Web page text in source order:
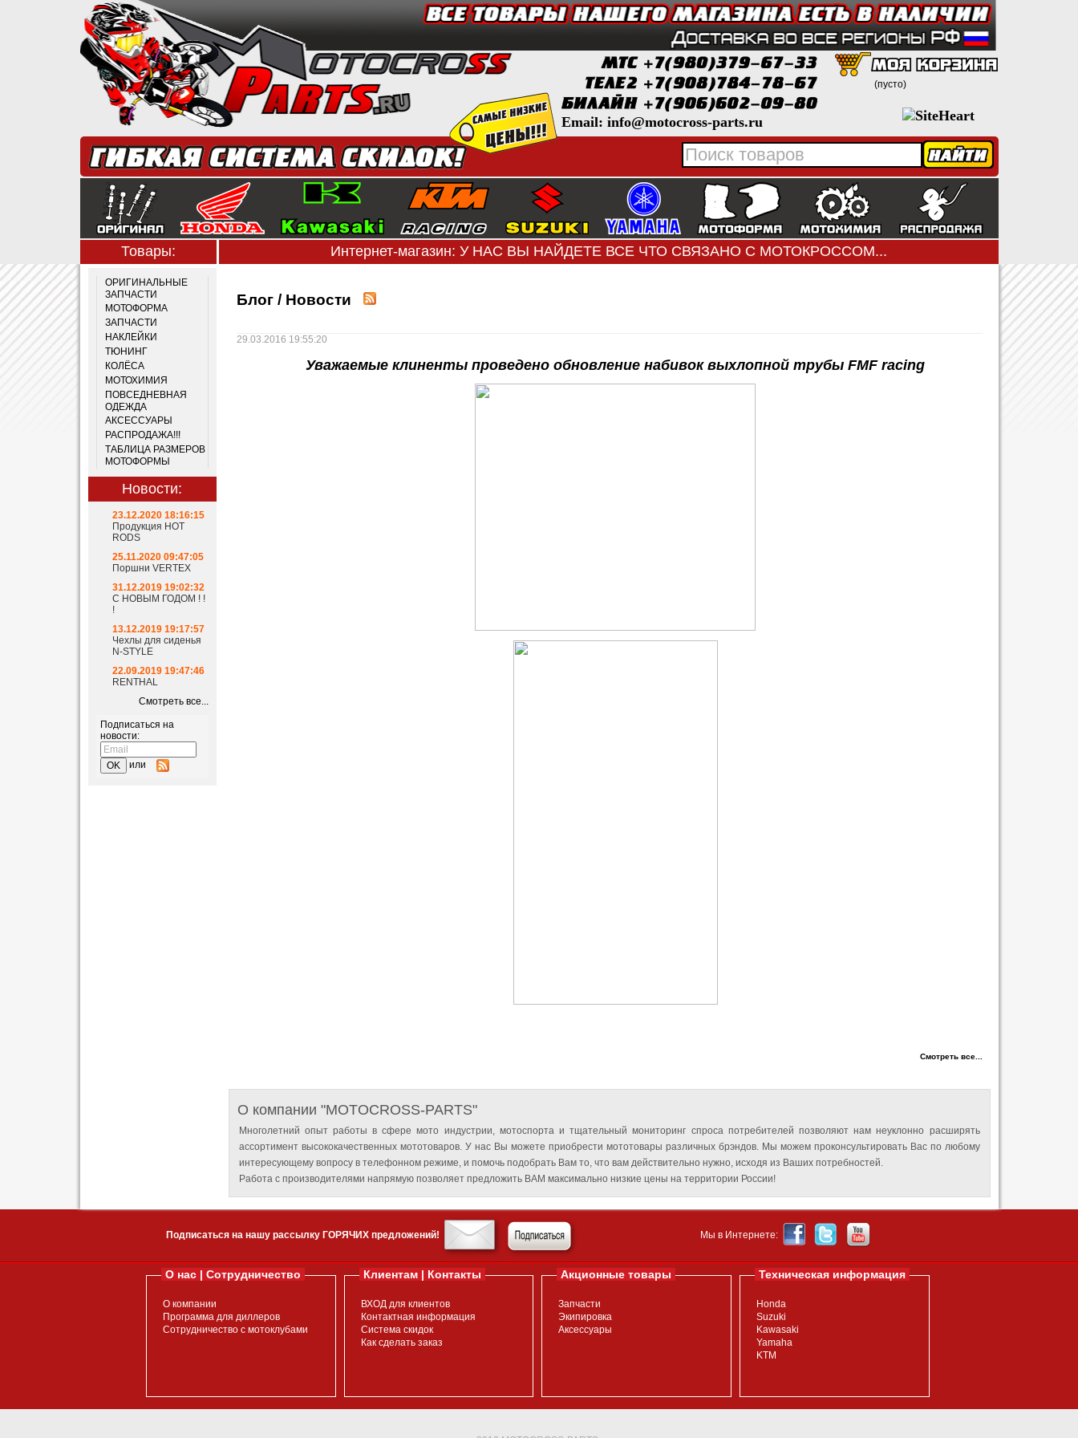
(пусто)
Email: info@motocross-parts.ru
Товары: Интернет-магазин: У НАС ВЫ НАЙДЕТЕ ВСЕ ЧТО СВЯЗАНО С МОТОКРОССОМ...
ОРИГИНАЛЬНЫЕ
ЗАПЧАСТИ
МОТОФОРМА
ЗАПЧАСТИ
НАКЛЕЙКИ
ТЮНИНГ
КОЛЁСА
МОТОХИМИЯ
ПОВСЕДНЕВНАЯ
ОДЕЖДА
АКСЕССУАРЫ
РАСПРОДАЖА!!!
ТАБЛИЦА РАЗМЕРОВ
МОТОФОРМЫ
Новости:
23.12.2020 18:16:15
Продукция HOT
RODS
25.11.2020 09:47:05
Поршни VERTEX
31.12.2019 19:02:32
С НОВЫМ ГОДОМ ! !
!
13.12.2019 19:17:57
Чехлы для сиденья
N-STYLE
22.09.2019 19:47:46
RENTHAL
Смотреть все...
Подписаться на
новости:
или
Блог / Новости
29.03.2016 19:55:20
Уважаемые клиненты проведено обновление набивок выхлопной трубы FMF racing
Смотреть все...
О компании "MOTOCROSS-PARTS"
Многолетний опыт работы в сфере мото индустрии, мотоспорта и тщательный мониторинг спроса потребителей позволяют нам неуклонно расширять
ассортимент высококачественных мототоваров. У нас Вы можете приобрести мототовары различных брэндов. Мы можем проконсультировать Вас по любому
интересующему вопросу в телефонном режиме, и помочь подобрать Вам то, что вам действительно нужно, исходя из Ваших потребностей.
Работа с производителями напрямую позволяет предложить ВАМ максимально низкие цены на территории России!
Подписаться на нашу рассылку ГОРЯЧИХ предложений! Мы в Интернете:
О нас | Сотрудничество
О компании
Программа для диллеров
Сотрудничество с мотоклубами
Клиентам | Контакты
ВХОД для клиентов
Контактная информация
Система скидок
Как сделать заказ
Акционные товары
Запчасти
Экипировка
Аксессуары
Техническая информация
Honda
Suzuki
Kawasaki
Yamaha
KTM